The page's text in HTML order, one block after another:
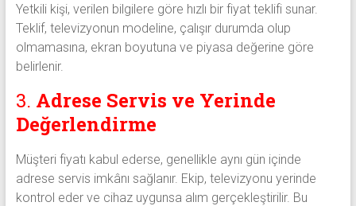
Yetkili kişi, verilen bilgilere göre hızlı bir fiyat teklifi sunar.
Teklif, televizyonun modeline, çalışır durumda olup
olmamasına, ekran boyutuna ve piyasa değerine göre
belirlenir.
3. Adrese Servis ve Yerinde
Değerlendirme
Müşteri fiyatı kabul ederse, genellikle aynı gün içinde
adrese servis imkânı sağlanır. Ekip, televizyonu yerinde
kontrol eder ve cihaz uygunsa alım gerçekleştirilir. Bu